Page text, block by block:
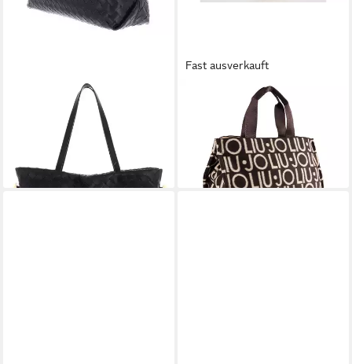
Handtasche ECS Tote
ab 152,15 €
179,00 €
lieferbar - in 2-3 Werktagen bei dir
Fast ausverkauft
Shopper, 100 % Polyester
lieferbar - in 2-3 Werktagen bei dir